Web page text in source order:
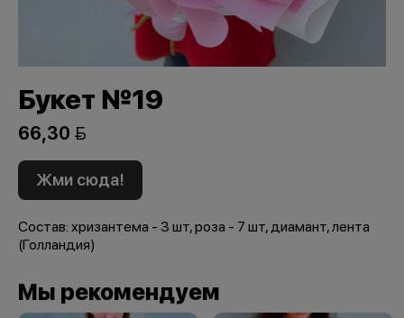
Букет №19
66,30 
Жми сюда!
Состав: хризантема - 3 шт, роза - 7 шт, диамант, лента
(Голландия)
Мы рекомендуем